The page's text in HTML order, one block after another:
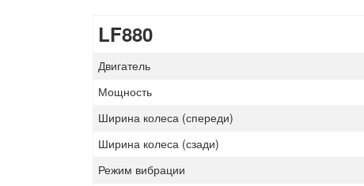
LF880
Двигатель
Мощность
Ширина колеса (спереди)
Ширина колеса (сзади)
Режим вибрации